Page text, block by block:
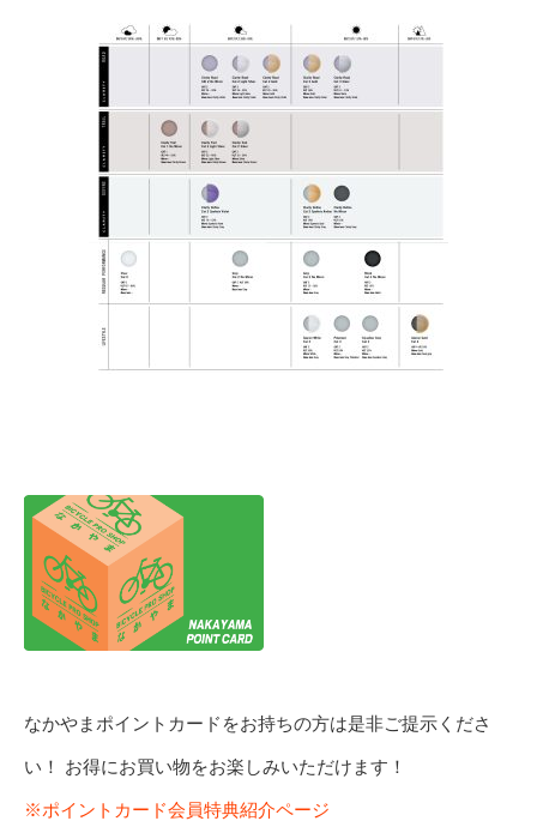
なかやまポイントカードをお持ちの方は是非ご提示くださ
い！ お得にお買い物をお楽しみいただけます！
※ポイントカード会員特典紹介ページ